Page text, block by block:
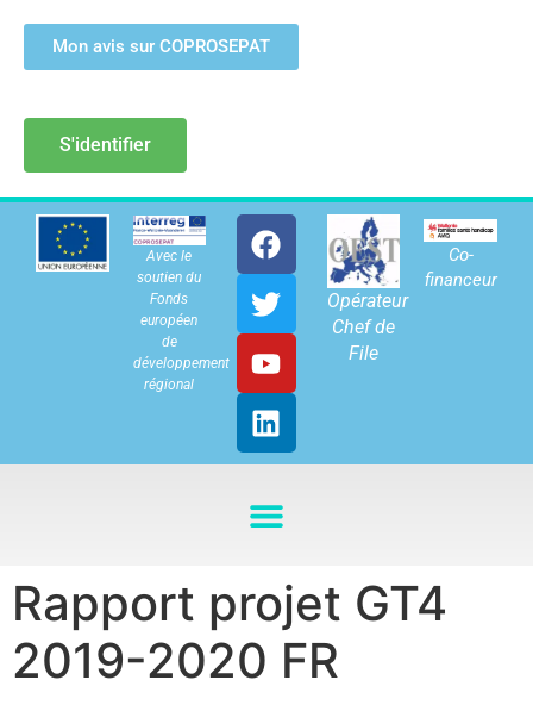
Mon avis sur COPROSEPAT
S'identifier
Avec le
soutien du
Fonds
européen
de
développement
régional
Opérateur
Chef de
File
Co-
financeur
Rapport projet GT4
2019-2020 FR